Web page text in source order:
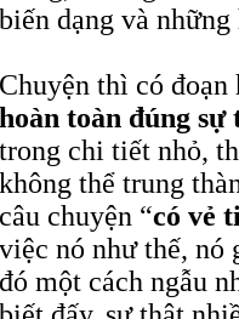
biến dạng và
Chuyện thì có
hoàn toàn đúng sự
trong chi tiết nhỏ,
không thể trung
câu chuyện “có vẻ
việc nó như thế, nó
đó một cách ngẫu